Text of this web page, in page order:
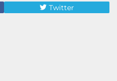
Twitter